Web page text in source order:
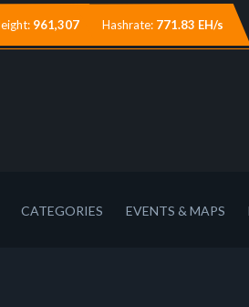
961,307 Hashrate: 771.83 EH/s
CATEGORIES EVENTS & MAPS